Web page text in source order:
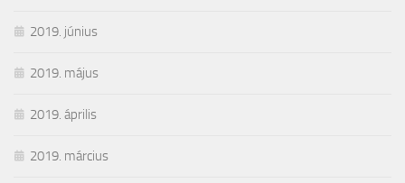
2019. június
2019. május
2019. április
2019. március